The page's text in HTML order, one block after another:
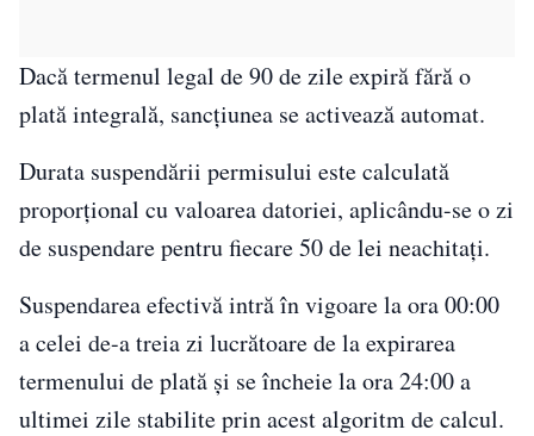
Dacă termenul legal de 90 de zile expiră fără o
plată integrală, sancțiunea se activează automat.
Durata suspendării permisului este calculată
proporțional cu valoarea datoriei, aplicându-se o zi
de suspendare pentru fiecare 50 de lei neachitați.
Suspendarea efectivă intră în vigoare la ora 00:00
a celei de-a treia zi lucrătoare de la expirarea
termenului de plată și se încheie la ora 24:00 a
ultimei zile stabilite prin acest algoritm de calcul.